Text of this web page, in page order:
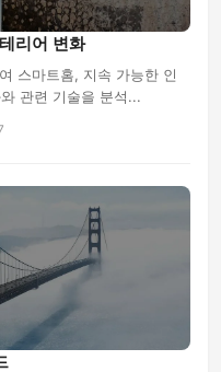
리어 변화
스마트홈, 지속 가능한 인
관련 기술을 분석...